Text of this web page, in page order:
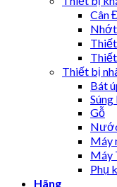
Cân
Thiết bị
Bát
Gỗ
Máy
Máy
Phụ
Hãng